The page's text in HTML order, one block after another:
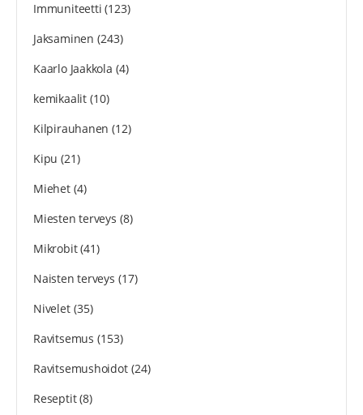
Immuniteetti (123)
Jaksaminen (243)
Kaarlo Jaakkola (4)
kemikaalit(10)
Kilpirauhanen (12)
Kipu (21)
Miehet(4)
Miesten terveys (8)
Mikrobit(41)
Naisten terveys (17)
Nivelet(35)
Ravitsemus (153)
Ravitsemushoidot(24)
Reseptit(8)